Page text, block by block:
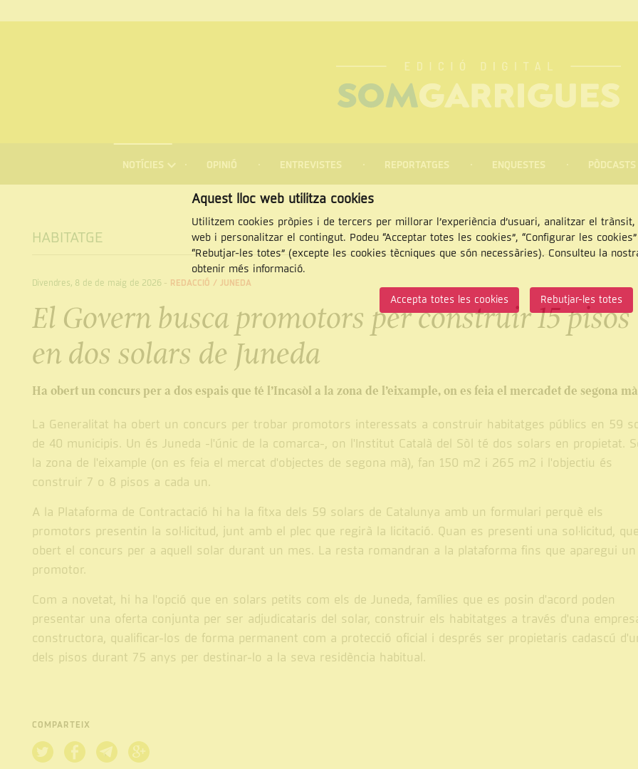
NOTÍCIES OPINIÓ ENTREVISTES REPORTATGES ENQUESTES PÒDCASTS
HABITATGE
Divendres, 8 de de maig de 2026 - REDACCIÓ /JUNEDA
El Govern busca promotors per construir 15 pisos
en dos solars de Juneda
Ha obert un concurs per a dos espais que té l’Incasòl a la zona de l’eixample, on es feia el mercadet de segona
La Generalitat ha obert un concurs per trobar promotors interessats a construir habitatges públics en 59
de 40 municipis. Un és Juneda -l'únic de la comarca-, on l'Institut Català del Sòl té dos solars en propietat.
la zona de l'eixample (on es feia el mercat d'objectes de segona mà), fan 150 m2 i 265 m2 i l'objectiu és
construir 7 o 8 pisos a cada un.
A la Plataforma de Contractació hi ha la fitxa dels 59 solars de Catalunya amb un formulari perquè els
promotors presentin la sol·licitud, junt amb el plec que regirà la licitació. Quan es presenti una sol·licitud,
obert el concurs per a aquell solar durant un mes. La resta romandran a la plataforma fins que aparegui un
promotor.
Com a novetat, hi ha l'opció que en solars petits com els de Juneda, famílies que es posin d'acord poden
presentar una oferta conjunta per ser adjudicataris del solar, construir els habitatges a través d'una
constructora, qualificar-los de forma permanent com a protecció oficial i després ser propietaris cadascú
dels pisos durant 75 anys per destinar-lo a la seva residència habitual.
COMPARTEIX
Aquest lloc web utilitza cookies
Utilitzem cookies pròpies i de tercers per millorar l’experiència d’usuari, analitzar el
web i personalitzar el contingut. Podeu “Acceptar totes les cookies”, “Configurar les
“Rebutjar-les totes” (excepte les cookies tècniques que són necessàries). Consulteu la
obtenir més informació.
Accepta totes les cookies Rebutjar-les totes